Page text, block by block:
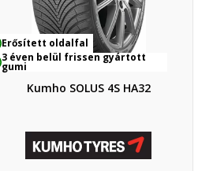
Erősített oldalfal
3 éven belül frissen gyártott
gumi
Kumho SOLUS 4S HA32